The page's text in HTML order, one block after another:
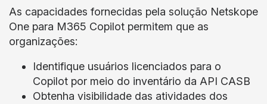
As capacidades fornecidas pela solução Netskope
One para M365 Copilot permitem que as
organizações:
Identifique usuários licenciados para o
Copilot por meio do inventário da API CASB
Obtenha visibilidade das atividades dos